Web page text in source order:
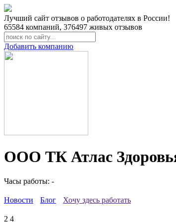
Лучший сайт отзывов о работодателях в России!
65584 компаний, 376497 живых отзывов
Добавить компанию
ООО ТК Атлас
Часы работы: -
Новости Блог Хочу здесь работать
2 4